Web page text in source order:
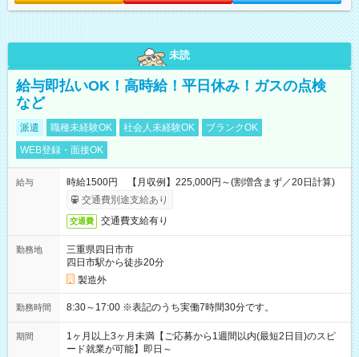
未読
給与即払いOK！高時給！平日休み！ガスの点検
など
派遣 職種未経験OK 社会人未経験OK
ブランクOK
WEB登録・面接OK
給与
時給1500円 【月収例】225,000円～(割増含まず／20日計算)
交通費別途支給あり
交通費 交通費支給有り
勤務地
三重県四日市市
四日市駅から徒歩20分
製造外
勤務時間 8:30～17:00 ※表記のうち実働7時間30分です。
期間
1ヶ月以上3ヶ月未満【ご応募から1週間以内(最短2日目)のスピ
ード就業が可能】即日～